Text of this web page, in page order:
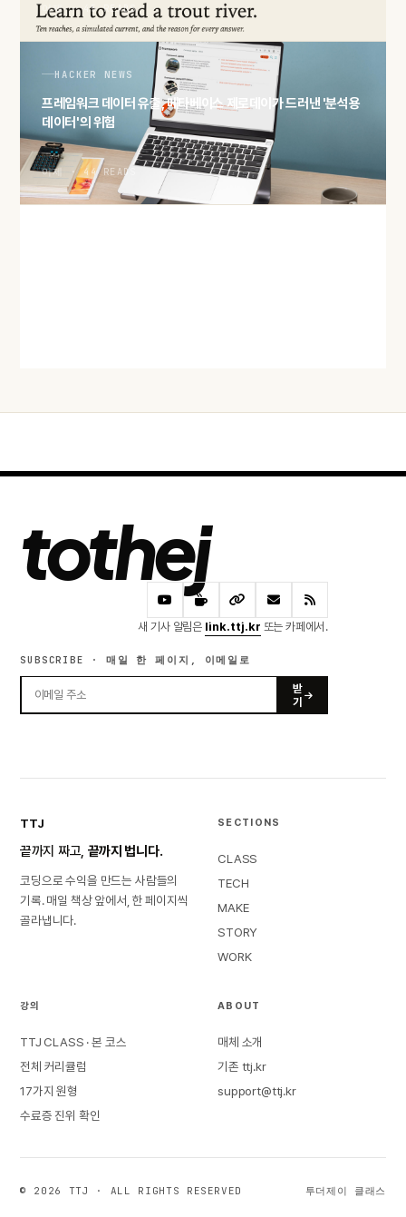
어제 · 45 READS
HACKER NEWS
프레임워크 데이터 유출, 메타베이스 제로데이가 드러낸 '분석용
데이터'의 위험
어제 · 44 READS
tothej
새 기사 알림은 link.ttj.kr 또는 카페에서.
SUBSCRIBE · 매일 한 페이지, 이메일로
받
기
TTJ
끝까지 짜고, 끝까지 법니다.
코딩으로 수익을 만드는 사람들의
기록. 매일 책상 앞에서, 한 페이지씩
골라냅니다.
SECTIONS
CLASS
TECH
MAKE
STORY
WORK
강의
TTJ CLASS · 본 코스
전체 커리큘럼
17가지 원형
수료증 진위 확인
ABOUT
매체 소개
기존 ttj.kr
support@ttj.kr
© 2026 TTJ · ALL RIGHTS RESERVED 투더제이 클래스